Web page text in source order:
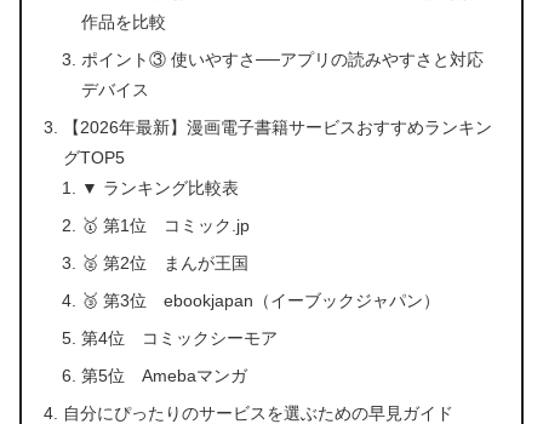
作品を比較
ポイント③ 使いやすさ──アプリの読みやすさと対応
デバイス
【2026年最新】漫画電子書籍サービスおすすめランキン
グTOP5
▼ ランキング比較表
🥇 第1位 コミック.jp
🥈 第2位 まんが王国
🥉 第3位 ebookjapan（イーブックジャパン）
第4位 コミックシーモア
第5位 Amebaマンガ
自分にぴったりのサービスを選ぶための早見ガイド